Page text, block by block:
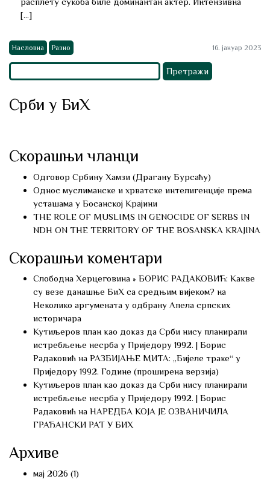
[…]
Насловна Разно 16. јануар 2023
Претрага
за:
Срби у БиХ
Скорашњи чланци
Одговор Србину Хамзи (Драгану Бурсаћу)
Однос муслиманске и хрватске интелигенције према
усташама у Босанској Крајини
THE ROLE OF MUSLIMS IN GENOCIDE OF SERBS IN
NDH ON THE TERRITORY OF THE BOSANSKA KRAJINA
Скорашњи коментари
Слободна Херцеговина » БОРИС РАДАКОВИЋ: Какве
су везе данашње БиХ са средњим вијеком? на
Неколико аргумената у одбрану Апела српских
историчара
Кутиљеров план као доказ да Срби нису планирали
истребљење несрба у Приједору 1992. | Борис
Радаковић на РАЗБИЈАЊЕ МИТА: „Бијеле траке“ у
Приједору 1992. Године (проширена верзија)
Кутиљеров план као доказ да Срби нису планирали
истребљење несрба у Приједору 1992. | Борис
Радаковић на НАРЕДБА КОЈА ЈЕ ОЗВАНИЧИЛА
ГРАЂАНСКИ РАТ У БИХ
Архиве
мај 2026 (1)